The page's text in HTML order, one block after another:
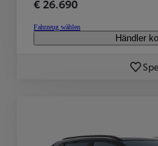
Fahrzeug wählen
Händler